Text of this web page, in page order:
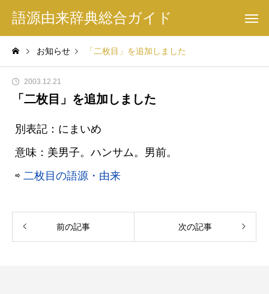
語源由来辞典総合ガイド
お知らせ 「二枚目」を追加しました
2003.12.21
「二枚目」を追加しました
別表記：にまいめ
意味：美男子。ハンサム。男前。
⇨ 二枚目の語源・由来
前の記事 次の記事